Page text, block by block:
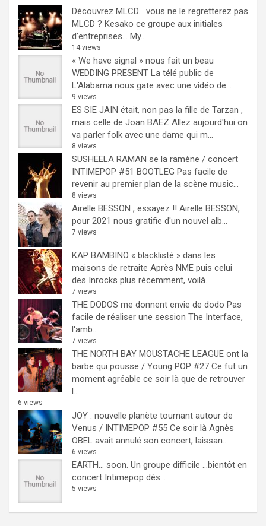
Découvrez MLCD… vous ne le regretterez pas
MLCD ? Kesako ce groupe aux initiales
d’entreprises… My...
14 views
« We have signal » nous fait un beau
WEDDING PRESENT La télé public de
L'Alabama nous gate avec une vidéo de...
9 views
ES SIE JAIN était, non pas la fille de Tarzan ,
mais celle de Joan BAEZ Allez aujourd'hui on
va parler folk avec une dame qui m...
8 views
SUSHEELA RAMAN se la ramène / concert
INTIMEPOP #51 BOOTLEG Pas facile de
revenir au premier plan de la scène music...
8 views
Airelle BESSON , essayez !! Airelle BESSON,
pour 2021 nous gratifie d'un nouvel alb...
7 views
KAP BAMBINO « blacklisté » dans les
maisons de retraite Après NME puis celui
des Inrocks plus récemment, voilà...
7 views
THE DODOS me donnent envie de dodo Pas
facile de réaliser une session The Interface,
l'amb...
7 views
THE NORTH BAY MOUSTACHE LEAGUE ont la
barbe qui pousse / Young POP #27 Ce fut un
moment agréable ce soir là que de retrouver
l...
6 views
JOY : nouvelle planète tournant autour de
Venus / INTIMEPOP #55 Ce soir là Agnès
OBEL avait annulé son concert, laissan...
6 views
EARTH… soon. Un groupe difficile ...bientôt en
concert Intimepop dès...
5 views